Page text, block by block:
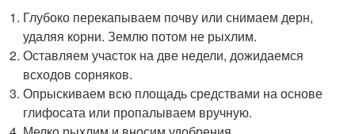
Глубоко перекапываем почву или снимаем дерн,
удаляя корни. Землю потом не рыхлим.
Оставляем участок на две недели, дожидаемся
всходов сорняков.
Опрыскиваем всю площадь средствами на основе
глифосата или пропалываем вручную.